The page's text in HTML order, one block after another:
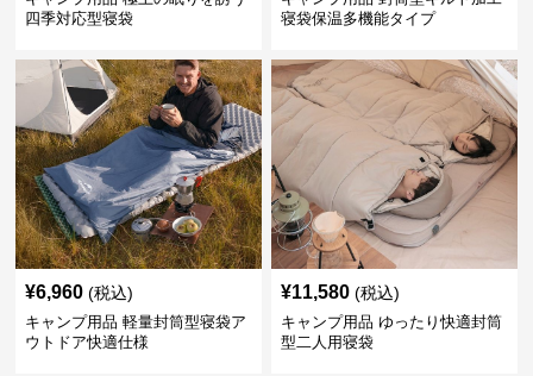
四季対応型寝袋
寝袋保温多機能タイプ
¥6,960 (税込)
キャンプ用品 軽量封筒型寝袋ア
ウトドア快適仕様
¥11,580 (税込)
キャンプ用品 ゆったり快適封筒
型二人用寝袋